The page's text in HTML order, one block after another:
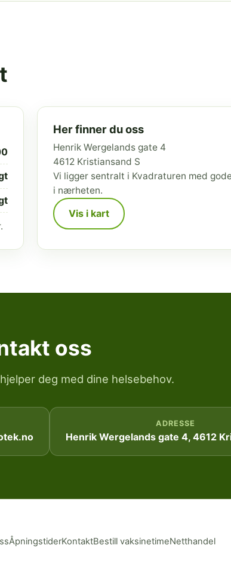
Her finner du oss
Henrik Wergelands gate 4
4612 Kristiansand S
Vi ligger sentralt i Kvadraturen med
i nærheten.
Vis i kart
oss
deg med dine helsebehov.
ADRESSE
Henrik Wergelands gate 4, 4612
ÅpningstiderKontaktBestill vaksinetimeNetthandel